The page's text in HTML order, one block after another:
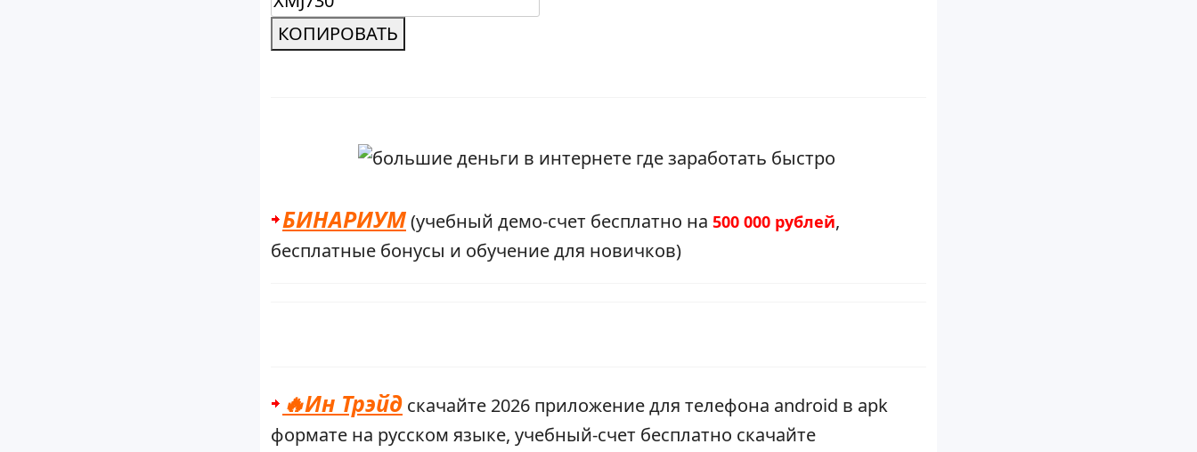
КОПИРОВАТЬ
БИНАРИУМ(учебный демо-счет бесплатно на 500 000 рублей,
бесплатные бонусы и обучение для новичков)
🔥Ин Трэйд скачайте 2026 приложение для телефона android в apk
формате на русском языке, учебный-счет бесплатно скачайте